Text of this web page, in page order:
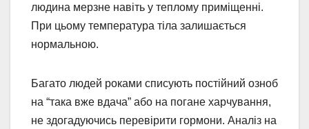
людина мерзне навіть у теплому приміщенні.
При цьому температура тіла залишається
нормальною.
Багато людей роками списують постійний озноб
на “така вже вдача” або на погане харчування,
не здогадуючись перевірити гормони. Аналіз на